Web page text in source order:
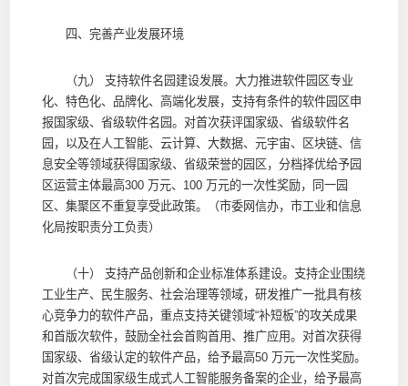
四、完善产业发展环境
（九） 支持软件名园建设发展。大力推进软件园区专业
化、特色化、品牌化、高端化发展，支持有条件的软件园区申
报国家级、省级软件名园。对首次获评国家级、省级软件名
园，以及在人工智能、云计算、大数据、元宇宙、区块链、信
息安全等领域获得国家级、省级荣誉的园区，分档择优给予园
区运营主体最高300 万元、100 万元的一次性奖励，同一园
区、集聚区不重复享受此政策。（市委网信办，市工业和信息
化局按职责分工负责）
（十） 支持产品创新和企业标准体系建设。支持企业围绕
工业生产、民生服务、社会治理等领域，研发推广一批具有核
心竞争力的软件产品，重点支持关键领域“补短板”的攻关成果
和首版次软件，鼓励全社会首购首用、推广应用。对首次获得
国家级、省级认定的软件产品，给予最高50 万元一次性奖励。
对首次完成国家级生成式人工智能服务备案的企业，给予最高